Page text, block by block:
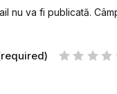
nu va fi publicată.